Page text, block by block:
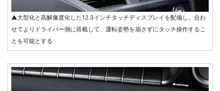
▲大型化と高解像度化した12.3インチタッチディスプレイを配備し、合わ
せてよりドライバー側に搭載して、運転姿勢を崩さずにタッチ操作するこ
とを可能とする